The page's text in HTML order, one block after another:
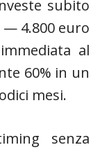
subito
— 4.800 euro
al
60% in un
mesi.
senza